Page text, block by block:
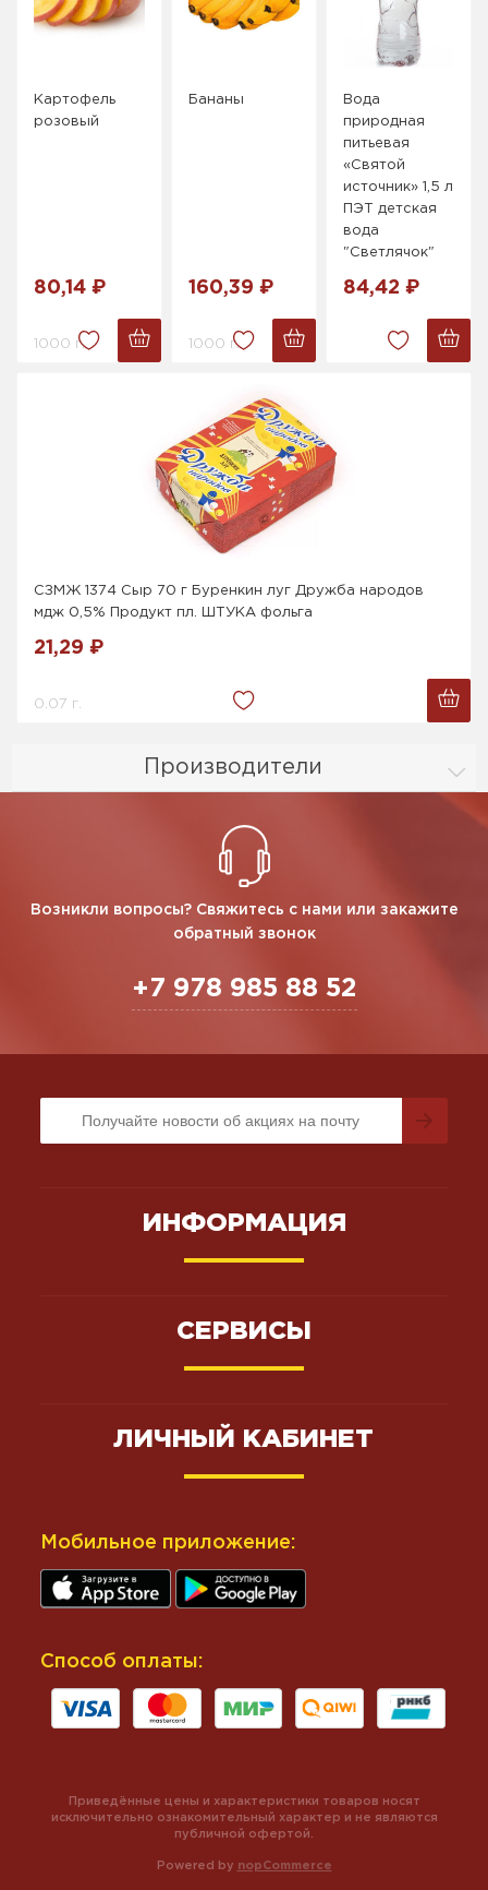
Производители
Картофель
розовый
80,14 ₽
1000 г.
Бананы
160,39 ₽
1000 г.
Вода
природная
питьевая
«Святой
источник» 1,5 л
ПЭТ детская
вода
"Светлячок"
84,42 ₽
СЗМЖ 1374 Сыр 70 г Буренкин луг Дружба народов
мдж 0,5% Продукт пл. ШТУКА фольга
21,29 ₽
0.07 г.
Возникли вопросы? Свяжитесь с нами или закажите
обратный звонок
+7 978 985 88 52
ИНФОРМАЦИЯ
СЕРВИСЫ
ЛИЧНЫЙ КАБИНЕТ
Мобильное приложение:
Способ оплаты:
Powered by nopCommerce
Приведённые цены и характеристики товаров носят
исключительно ознакомительный характер и не являются
публичной офертой.